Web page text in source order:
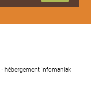
- hébergement infomaniak